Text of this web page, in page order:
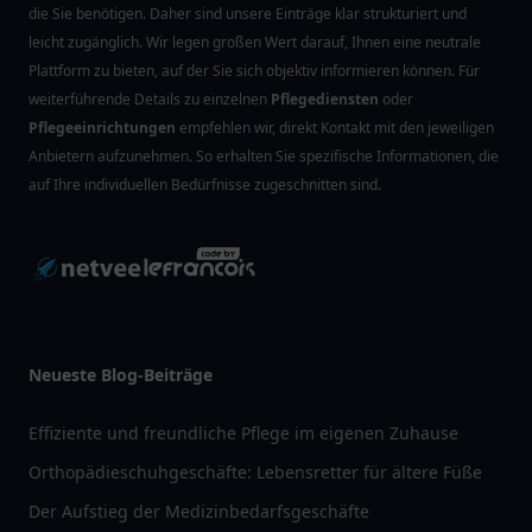
die Sie benötigen. Daher sind unsere Einträge klar strukturiert und
leicht zugänglich. Wir legen großen Wert darauf, Ihnen eine neutrale
Plattform zu bieten, auf der Sie sich objektiv informieren können. Für
weiterführende Details zu einzelnen Pflegediensten oder
Pflegeeinrichtungen empfehlen wir, direkt Kontakt mit den jeweiligen
Anbietern aufzunehmen. So erhalten Sie spezifische Informationen, die
auf Ihre individuellen Bedürfnisse zugeschnitten sind.
Neueste Blog-Beiträge
Effiziente und freundliche Pflege im eigenen Zuhause
Orthopädieschuhgeschäfte: Lebensretter für ältere Füße
Der Aufstieg der Medizinbedarfsgeschäfte